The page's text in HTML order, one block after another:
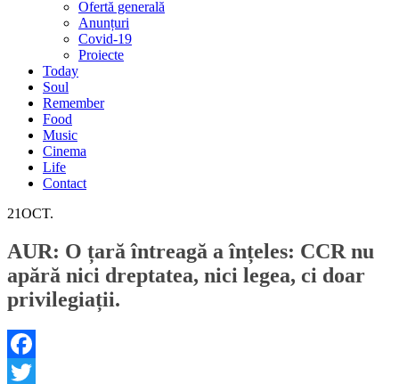
Ofertă generală
Anunțuri
Covid-19
Proiecte
Today
Soul
Remember
Food
Music
Cinema
Life
Contact
21OCT.
AUR: O țară întreagă a înțeles: CCR nu
apără nici dreptatea, nici legea, ci doar
privilegiații.
Facebook